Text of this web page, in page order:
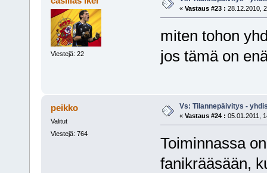
Viestejä: 22
« Vastaus #23 : 28.12.2010,
miten tohon
jos tämä on
peikko
Valitut
Viestejä: 764
Vs: Tilannepäivitys -
« Vastaus #24 : 05.01.2011,
Toiminnassa
fanikrääsään,